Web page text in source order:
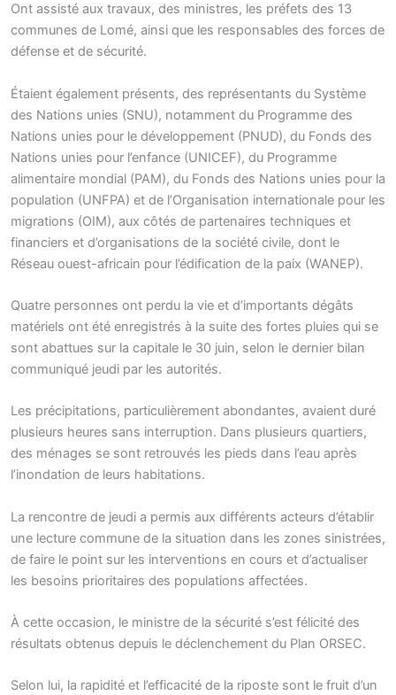
Ont assisté aux travaux, des ministres, les préfets des 13
communes de Lomé, ainsi que les responsables des forces de
défense et de sécurité.
Étaient également présents, des représentants du Système
des Nations unies (SNU), notamment du Programme des
Nations unies pour le développement (PNUD), du Fonds des
Nations unies pour l’enfance (UNICEF), du Programme
alimentaire mondial (PAM), du Fonds des Nations unies pour la
population (UNFPA) et de l’Organisation internationale pour les
migrations (OIM), aux côtés de partenaires techniques et
financiers et d’organisations de la société civile, dont le
Réseau ouest-africain pour l’édification de la paix (WANEP).
Quatre personnes ont perdu la vie et d’importants dégâts
matériels ont été enregistrés à la suite des fortes pluies qui se
sont abattues sur la capitale le 30 juin, selon le dernier bilan
communiqué jeudi par les autorités.
Les précipitations, particulièrement abondantes, avaient duré
plusieurs heures sans interruption. Dans plusieurs quartiers,
des ménages se sont retrouvés les pieds dans l’eau après
l’inondation de leurs habitations.
La rencontre de jeudi a permis aux différents acteurs d’établir
une lecture commune de la situation dans les zones sinistrées,
de faire le point sur les interventions en cours et d’actualiser
les besoins prioritaires des populations affectées.
À cette occasion, le ministre de la sécurité s’est félicité des
résultats obtenus depuis le déclenchement du Plan ORSEC.
Selon lui, la rapidité et l’efficacité de la riposte sont le fruit d’un